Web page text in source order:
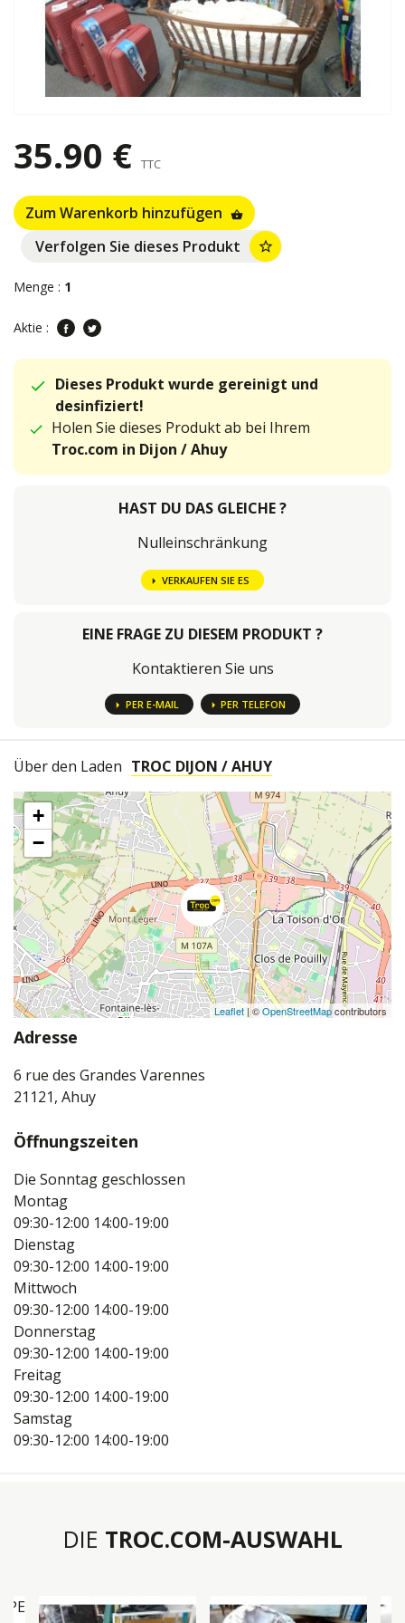
35.90 € TTC
Zum Warenkorb hinzufügen shopping_basket
Verfolgen Sie dieses Produkt star_border
Menge : 1
Aktie :
Dieses Produkt wurde gereinigt und
desinfiziert!
Holen Sie dieses Produkt ab bei Ihrem
Troc.com in Dijon / Ahuy
HAST DU DAS GLEICHE ?
Nulleinschränkung
VERKAUFEN SIE ES
EINE FRAGE ZU DIESEM PRODUKT ?
Kontaktieren Sie uns
PER E-MAIL PER TELEFON
Über den Laden TROC DIJON / AHUY
+
−
Leaflet | ©OpenStreetMapcontributors
Adresse
6 rue des Grandes Varennes
21121, Ahuy
Öffnungszeiten
Die Sonntag geschlossen
Montag
09:30-12:00 14:00-19:00
Dienstag
09:30-12:00 14:00-19:00
Mittwoch
09:30-12:00 14:00-19:00
Donnerstag
09:30-12:00 14:00-19:00
Freitag
09:30-12:00 14:00-19:00
Samstag
09:30-12:00 14:00-19:00
DIE TROC.COM-AUSWAHL